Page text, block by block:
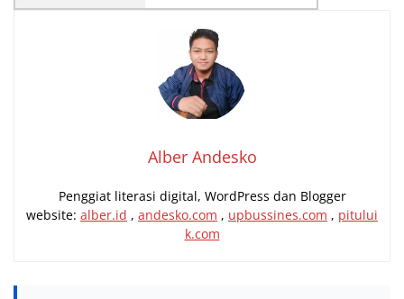
Alber Andesko
Penggiat literasi digital, WordPress dan Blogger
website: alber.id , andesko.com , upbussines.com , pitului
k.com